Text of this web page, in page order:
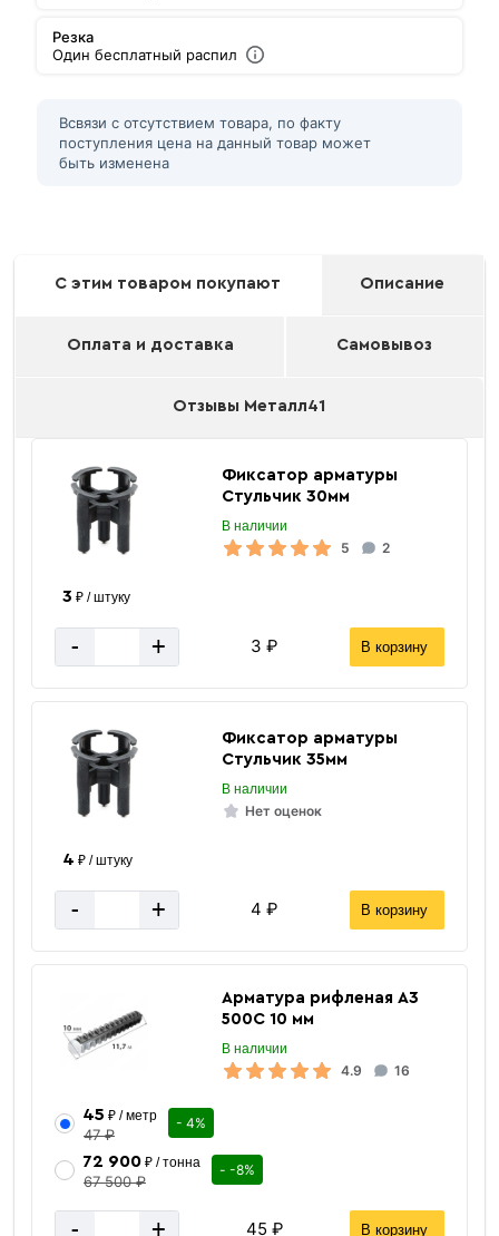
Резка
Один бесплатный распил
Всвязи с отсутствием товара, по факту
поступления цена на данный товар может
быть изменена
С этим товаром покупают Описание
Оплата и доставка Самовывоз
Отзывы Металл41
Фиксатор арматуры
Стульчик 30мм
В наличии
5 2
3 ₽ / штуку
- + 3 ₽ В корзину
Фиксатор арматуры
Стульчик 35мм
В наличии
Нет оценок
4 ₽ / штуку
- + 4 ₽ В корзину
Арматура рифленая А3
500С 10 мм
В наличии
4.9 16
45 ₽ / метр
47 ₽
- 4%
72 900₽ / тонна
67 500 ₽
- -8%
- + 45 ₽ В корзину